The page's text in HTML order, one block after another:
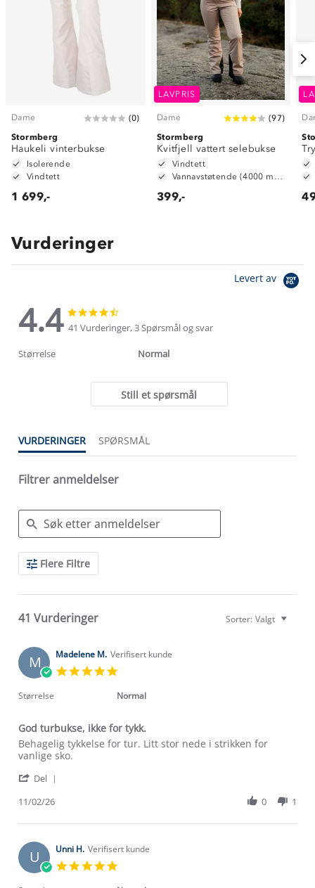
Dame (0)
Stormberg
Haukeli vinterbukse
Isolerende
Vindtett
1 699,-
LAVPRIS
Dame (97)
Stormberg
Kvitfjell vattert selebukse
Vindtett
399,-
Vurderinger
Levert av
4.4
4.4
star
rating
star
rating
41 Vurderinger, 3 Spørsmål og svar
Størrelse Normal
Still et spørsmål
VURDERINGER SPØRSMÅL
Filtrer anmeldelser
Search
ReviewsFlere Filtre
41 Vurderinger Sorter: Valgt
M Madelene M. Verifisert kunde
rating
Størrelse Normal
God turbukse, ikke for tykk.
Review
by
M.
11
2026
review
stating
turbukse,
for
Behagelig tykkelse for tur. Litt stor nede i strikken for
vanlige sko.
Del
Madelene
on
11
Feb
11/02/26 0 1
U Unni H. Verifisert kunde